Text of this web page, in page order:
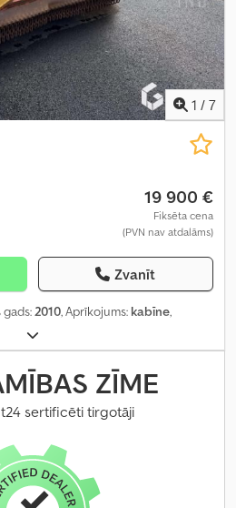
1 / 7
19 900 €
Fiksēta cena
(PVN nav atdalāms)
Zvanīt
gads:2010, Aprīkojums: kabīne,
ZĪME
sertificēti tirgotāji